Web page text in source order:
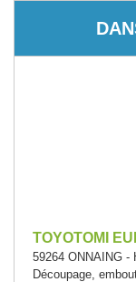
TOYOTOMI
59264 ONNAING -
Découpage,